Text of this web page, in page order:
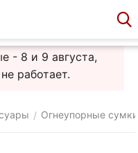
- 8 и 9 августа,
работает.
/ Огнеупорные сумки